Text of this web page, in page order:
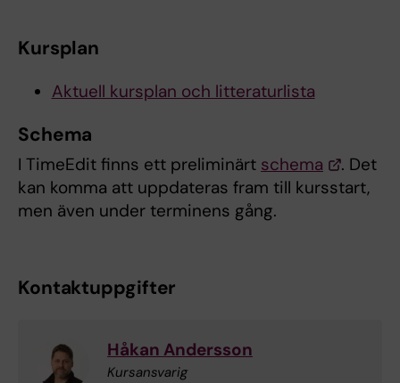
Kursplan
Aktuell kursplan och litteraturlista
Schema
I TimeEdit finns ett preliminärt schema
. Det
kan komma att uppdateras fram till kursstart,
men även under terminens gång.
Kontaktuppgifter
Håkan Andersson
Kursansvarig